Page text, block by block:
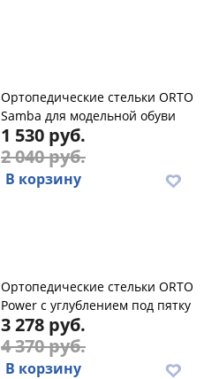
Ортопедические стельки ORTO
Samba для модельной обуви
1 530 руб.
2 040 руб.
В корзину
Ортопедические cтельки ORTO
Power с углублением под пятку
3 278 руб.
4 370 руб.
В корзину